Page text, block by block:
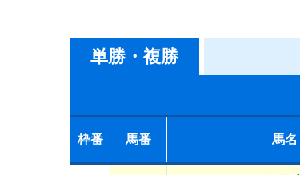
単勝・複勝
枠番 馬番 馬名